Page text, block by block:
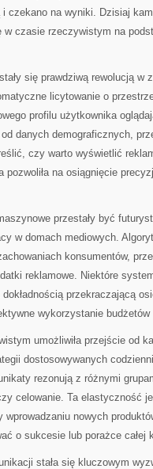
i czekano na wyniki. Dzisiaj
czasie rzeczywistym na
się prawdziwą rewolucją w
licytowanie o
profilu użytkownika
danych demograficznych,
czy warto wyświetlić
pozwoliła na osiągnięcie
przestały być
w domach mediowych.
konsumentów,
reklamowe. Niektóre
przekraczającą
wykorzystanie
umożliwiła przejście od
dostosowywanych
rezonują z różnymi
celowanie. Ta elastyczność
nowych
o sukcesie lub porażce całej
stała się kluczowym